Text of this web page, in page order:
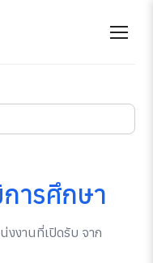
ารศึกษา
งงานที่เปิดรับ จาก